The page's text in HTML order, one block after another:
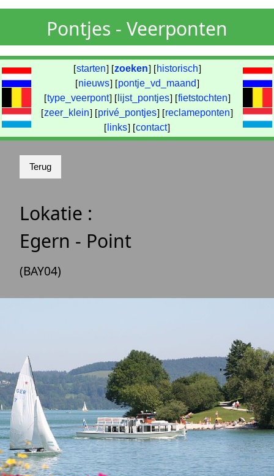
Pontjes - Veerponten
[starten] [zoeken] [ historisch]
[nieuws] [pontje_vd_maand]
[type_veerpont] [ lijst_pontjes] [fietstochten]
[zeer_klein] [privé_pontjes] [reclameponten]
[ links] [contact]
Lokatie :
Egern - Point
(BAY04)